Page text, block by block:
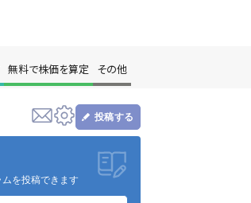
無料で株価を算定 その他
投稿する
を投稿できます